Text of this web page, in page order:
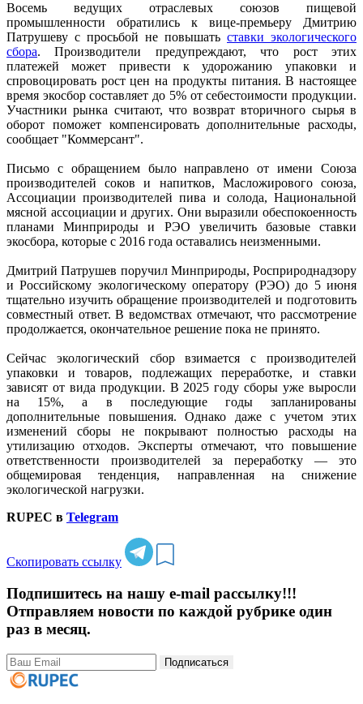
Восемь ведущих отраслевых союзов пищевой
промышленности обратились к вице-премьеру Дмитрию
Патрушеву с просьбой не повышать ставки экологического
сбора. Производители предупреждают, что рост этих
платежей может привести к удорожанию упаковки и
спровоцировать рост цен на продукты питания. В настоящее
время экосбор составляет до 5% от себестоимости продукции.
Участники рынка считают, что возврат вторичного сырья в
оборот поможет компенсировать дополнительные расходы,
сообщает "Коммерсант".
Письмо с обращением было направлено от имени Союза
производителей соков и напитков, Масложирового союза,
Ассоциации производителей пива и солода, Национальной
мясной ассоциации и других. Они выразили обеспокоенность
планами Минприроды и РЭО увеличить базовые ставки
экосбора, которые с 2016 года оставались неизменными.
Дмитрий Патрушев поручил Минприроды, Росприроднадзору
и Российскому экологическому оператору (РЭО) до 5 июня
тщательно изучить обращение производителей и подготовить
совместный ответ. В ведомствах отмечают, что рассмотрение
продолжается, окончательное решение пока не принято.
Сейчас экологический сбор взимается с производителей
упаковки и товаров, подлежащих переработке, и ставки
зависят от вида продукции. В 2025 году сборы уже выросли
на 15%, а в последующие годы запланированы
дополнительные повышения. Однако даже с учетом этих
изменений сборы не покрывают полностью расходы на
утилизацию отходов. Эксперты отмечают, что повышение
ответственности производителей за переработку — это
общемировая тенденция, направленная на снижение
экологической нагрузки.
RUPEC в Telegram
Скопировать ссылку
Подпишитесь на нашу e-mail рассылку!!!
Отправляем новости по каждой рубрике один
раз в месяц.
Подписаться